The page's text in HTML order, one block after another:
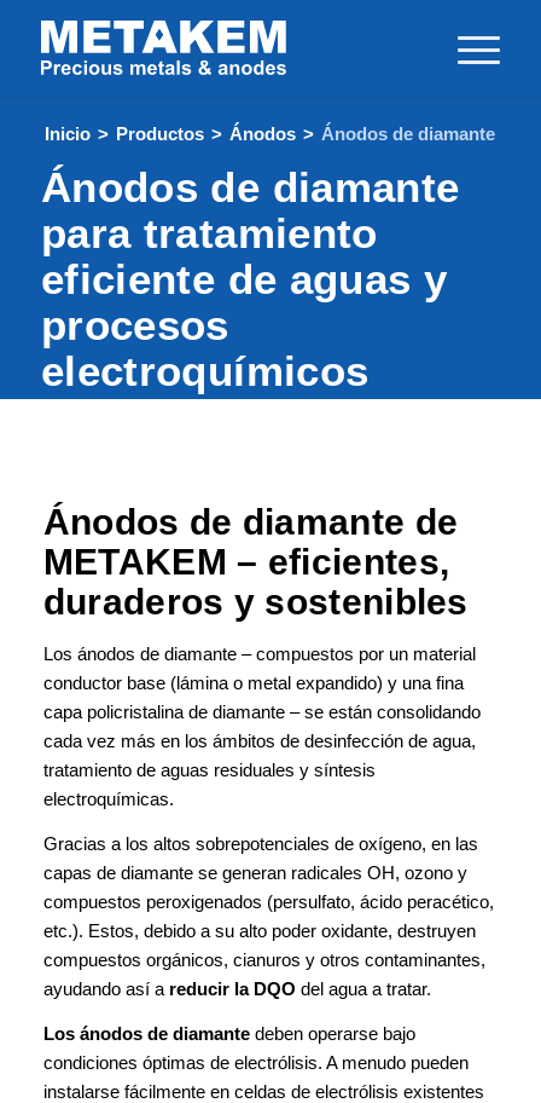
Inicio > Productos > Ánodos > Ánodos de diamante
Ánodos de diamante
para tratamiento
eficiente de aguas y
procesos
electroquímicos
Ánodos de diamante de
METAKEM – eficientes,
duraderos y sostenibles
Los ánodos de diamante – compuestos por un material
conductor base (lámina o metal expandido) y una fina
capa policristalina de diamante – se están consolidando
cada vez más en los ámbitos de desinfección de agua,
tratamiento de aguas residuales y síntesis
electroquímicas.
Gracias a los altos sobrepotenciales de oxígeno, en las
capas de diamante se generan radicales OH, ozono y
compuestos peroxigenados (persulfato, ácido peracético,
etc.). Estos, debido a su alto poder oxidante, destruyen
compuestos orgánicos, cianuros y otros contaminantes,
ayudando así a reducir la DQO del agua a tratar.
Los ánodos de diamantedeben operarse bajo
condiciones óptimas de electrólisis. A menudo pueden
instalarse fácilmente en celdas de electrólisis existentes